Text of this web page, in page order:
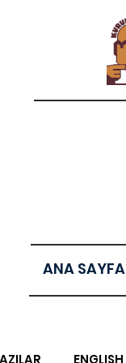
ANA SAYFA
ENGLISH